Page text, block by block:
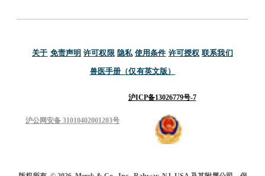
关于 免责声明 许可权限 隐私 使用条件 许可授权 联系我们
兽医手册（仅有英文版）
沪ICP备13026779号-7
沪公网安备 31010402001203号